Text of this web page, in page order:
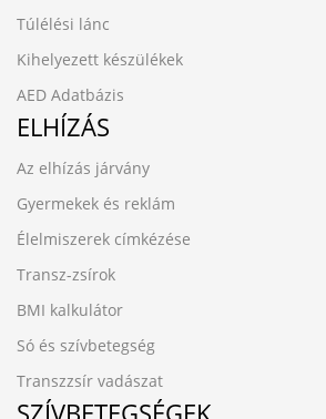
Túlélési lánc
Kihelyezett készülékek
AED Adatbázis
ELHÍZÁS
Az elhízás járvány
Gyermekek és reklám
Élelmiszerek címkézése
Transz-zsírok
BMI kalkulátor
Só és szívbetegség
Transzzsír vadászat
SZÍVBETEGSÉGEK